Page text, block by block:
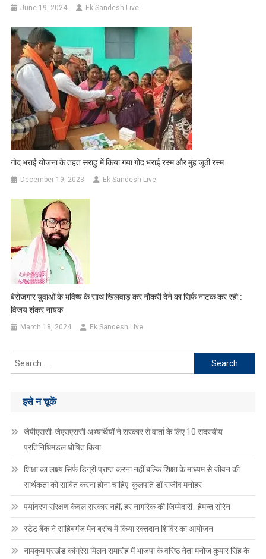
June 19, 2024 Ek Sandesh Live
गोद भराई योजना के तहत सराढु में किया गया गोद भराई रस्म और मुंह जूठी रस्म
December 19, 2023 Ek Sandesh Live
बेरोजगार युवाओं के भविष्य के साथ खिलवाड़ कर नौकरी देने का सिर्फ नाटक कर रही :
विजय शंकर नायक
March 18, 2024 Ek Sandesh Live
Search
for:
इसे न चूकें
जेपीएससी-जेएसएससी अभ्यर्थियों ने सरकार से वार्ता के लिए 10 सदस्यीय
प्रतिनिधिमंडल घोषित किया
शिक्षा का लक्ष्य सिर्फ डिग्री प्राप्त करना नहीं बल्कि शिक्षा के माध्यम से जीवन की
सार्थकता को साबित करना होना चाहिए: कुलपति डॉ राजीव मनोहर
पर्यावरण संरक्षण केवल सरकार नहीं, हर नागरिक की जिम्मेदारी : हेमन्त सोरेन
स्टेट बैंक ने साहिबगंज मेन ब्रांच में किया रक्तदान शिविर का आयोजन
नामकुम प्रखंड कांग्रेस मिलन समारोह में भाजपा के वरिष्ठ नेता मनोज कुमार सिंह के